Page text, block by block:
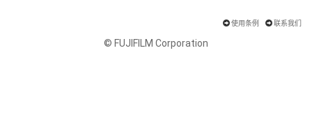
使用条例 联系我们
© FUJIFILM Corporation